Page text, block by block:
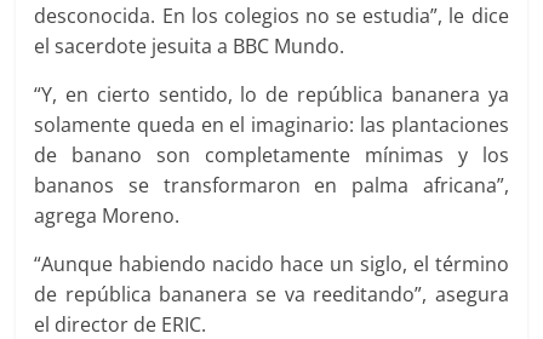
desconocida. En los colegios no se estudia”, le dice
el sacerdote jesuita a BBC Mundo.
“Y, en cierto sentido, lo de república bananera ya
solamente queda en el imaginario: las plantaciones
de banano son completamente mínimas y los
bananos se transformaron en palma africana”,
agrega Moreno.
“Aunque habiendo nacido hace un siglo, el término
de república bananera se va reeditando”, asegura
el director de ERIC.